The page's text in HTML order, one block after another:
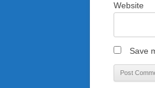
Website
Save